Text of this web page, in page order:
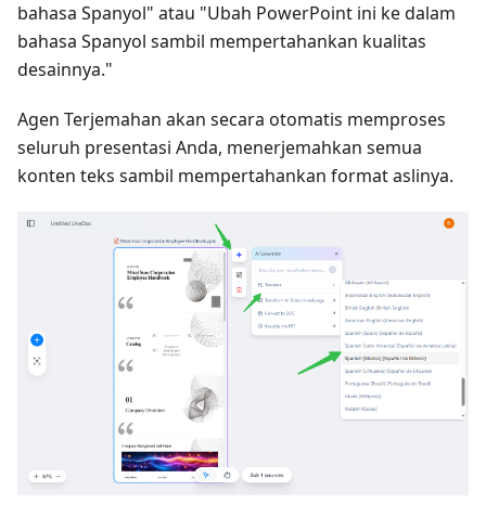
bahasa Spanyol" atau "Ubah PowerPoint ini ke dalam
bahasa Spanyol sambil mempertahankan kualitas
desainnya."
Agen Terjemahan akan secara otomatis memproses
seluruh presentasi Anda, menerjemahkan semua
konten teks sambil mempertahankan format aslinya.